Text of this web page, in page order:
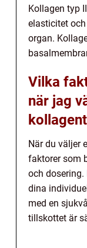
Kollagen typ
elasticitet
organ.
Vilka
när jag
När du väljer
faktorer som
och
dina
med en
tillskottet är